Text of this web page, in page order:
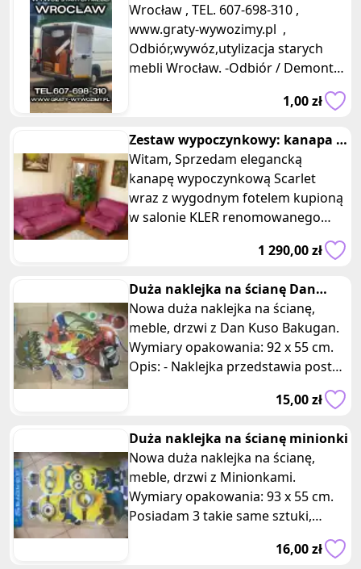
mebli Wrocław.
Wrocław , TEL. 607-698-310 ,
www.graty-wywozimy.pl ,
Odbiór,wywóz,utylizacja starych
mebli Wrocław. -Odbiór / Demontaż
/ Wyniesienie / Załadunek / Wywóz /
1,00 zł
Zestaw wypoczynkowy: kanapa i
fotel KLER Scarlet 3 +1
Witam, Sprzedam elegancką
kanapę wypoczynkową Scarlet
wraz z wygodnym fotelem kupioną
w salonie KLER renomowanego
wypoczynkowych. Komplet j
1 290,00 zł
Duża naklejka na ścianę Dan
Kuso Bakugan
Nowa duża naklejka na ścianę,
meble, drzwi z Dan Kuso Bakugan.
Wymiary opakowania: 92 x 55 cm.
Opis: - Naklejka przedstawia postać
15,00 zł
Duża naklejka na ścianę minionki
Nowa duża naklejka na ścianę,
meble, drzwi z Minionkami.
Wymiary opakowania: 93 x 55 cm.
Posiadam 3 takie same sztuki,
oferta dotyczy jednej z nich. Opis: -
16,00 zł